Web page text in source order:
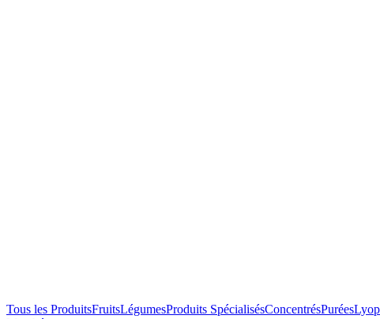
Tous les ProduitsFruitsLégumesProduits SpécialisésConcentrésPurées